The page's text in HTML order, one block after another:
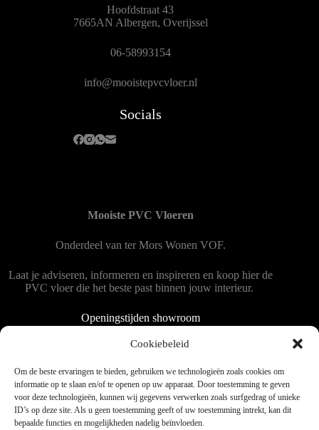
Cookiebeleid
Om de beste ervaringen te bieden, gebruiken we technologieën zoals cookies om
informatie op te slaan en/of te openen op uw apparaat. Door toestemming te geven
voor deze technologieën, kunnen wij gegevens verwerken zoals surfgedrag of unieke
ID’s op deze site. Als u geen toestemming geeft of uw toestemming intrekt, kan dit
bepaalde functies en mogelijkheden nadelig beïnvloeden.
Hoofdstraat 43
7665AN Albergen, Overijssel
06-58993154
info@mooistepvcvloer.nl
Socials
Mooiste PVC Vloeren
Onderdeel van ter Mors Wonen VOF.
Laat je adviseren, informeren en inspireren en koop hier de
PVC vloer die het beste past binnen jouw interieur.
Openingstijden showroom
Dinsdag tot en met vrijdag 9:00 - 18:00
Zaterdag 9:00 tot 15:00
Copyright © 2025 - WordPress thema door blocksy - Made by
Jim ter Mors